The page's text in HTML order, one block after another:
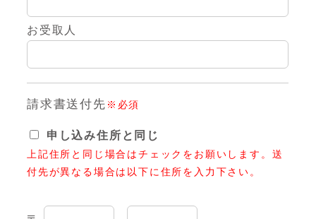
お受取人
請求書送付先 ※必須
申し込み住所と同じ
上記住所と同じ場合はチェックをお願いします。送
付先が異なる場合は以下に住所を入力下さい。